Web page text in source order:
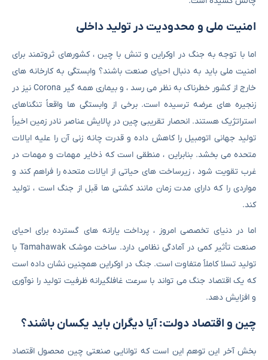
امنیت ملی و محدودیت در تولید داخلی
اما با توجه به جنگ در اوکراین و تنش با چین ، کشورهای ثروتمند برای
امنیت ملی باید به دنبال احیای صنعت باشند؟ وابستگی به کارخانه های
خارج از کشور خطرناک به نظر می رسد ، و بیماری همه گیر Corona نیز در
زنجیره های عرضه ترسیده است. برخی از وابستگی ها واقعاً تنگناهای
استراتژیک هستند. انحصار تقریبی چین در پالایش عناصر نادر زمین اخیراً
تولید جهانی اتومبیل را کاهش داده و قدرت چانه زنی آن را علیه ایالات
متحده می بخشد. بنابراین ، منطقی است که ذخایر مهمات و مهمات در
غرب تقویت شود ، زیرساخت های حیاتی از ایالات متحده را فراهم کند و
مواردی را که دارای مدت زمان مانند کشتی ها قبل از جنگ است ، تولید
کند.
اما در دنیای تخصصی امروز ، پرداخت یارانه های گسترده برای احیای
صنعت تأثیر کمی در آمادگی نظامی دارد. ساخت موشک Tamahawak با
تولید تسلا کاملاً متفاوت است. جنگ در اوکراین همچنین نشان داده است
که یک اقتصاد جنگ می تواند با سرعت غافلگیرانه ظرفیت تولید را نوآوری
و افزایش دهد.
چین و اقتصاد دولت: آیا دیگران باید یکسان باشند؟
بخش آخر این توهم این است که توانایی صنعتی چین محصول اقتصاد